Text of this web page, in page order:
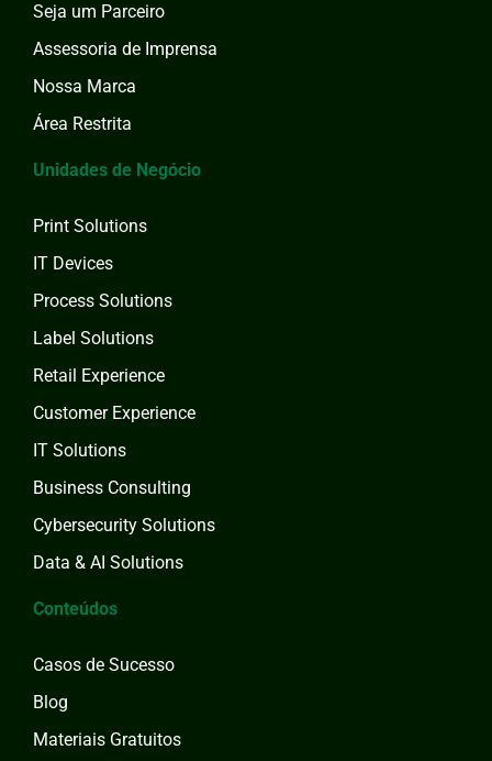
Seja um Parceiro
Assessoria de Imprensa
Nossa Marca
Área Restrita
Unidades de Negócio
Print Solutions
IT Devices
Process Solutions
Label Solutions
Retail Experience
Customer Experience
IT Solutions
Business Consulting
Cybersecurity Solutions
Data & AI Solutions
Conteúdos
Casos de Sucesso
Blog
Materiais Gratuitos